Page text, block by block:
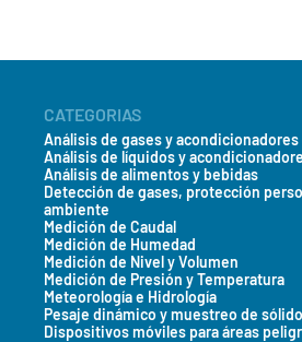
CATEGORIAS
Análisis de gases y
Análisis de líquidos y
Análisis de alimentos y bebidas
Detección de gases, protección
ambiente
Medición de Caudal
Medición de Humedad
Medición de Nivel y Volumen
Medición de Presión y Temperatura
Meteorología e Hidrología
Pesaje dinámico y muestreo de
Dispositivos móviles para áreas